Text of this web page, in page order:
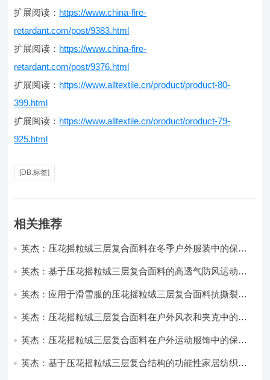
扩展阅读： https://www.china-fire-
retardant.com/post/9383.html
扩展阅读： https://www.china-fire-
retardant.com/post/9376.html
扩展阅读： https://www.alltextile.cn/product/product-80-
399.html
扩展阅读： https://www.alltextile.cn/product/product-79-
925.html
[DB:标签]
相关推荐
英杰：压花摇粒绒三层复合面料在冬季户外服装中的保暖
英杰：基于压花摇粒绒三层复合面料的高透气防风运动服
英杰：应用于滑雪服的压花摇粒绒三层复合面料抗撕裂与
英杰：压花摇粒绒三层复合面料在户外风衣和夹克中的应
英杰：压花摇粒绒三层复合面料在户外运动服饰中的保暖
英杰：基于压花摇粒绒三层复合结构的功能性家居纺织品